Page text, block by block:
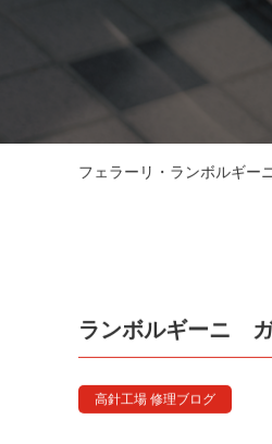
フェラーリ・ランボルギー
ランボルギーニ
高針工場 修理ブログ